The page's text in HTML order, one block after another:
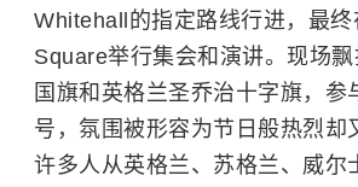
Whitehall的指定路线行进，最
Square举行集会和演讲。现场飘
国旗和英格兰圣乔治十字旗，参
号，氛围被形容为节日般热烈却
许多人从英格兰、苏格兰、威尔